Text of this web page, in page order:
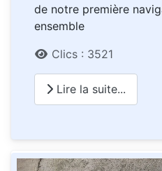
de notre première
ensemble
DétailsClics : 3521
Lire la suite...